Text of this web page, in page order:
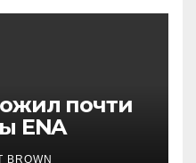
почти
ENA
BROWN